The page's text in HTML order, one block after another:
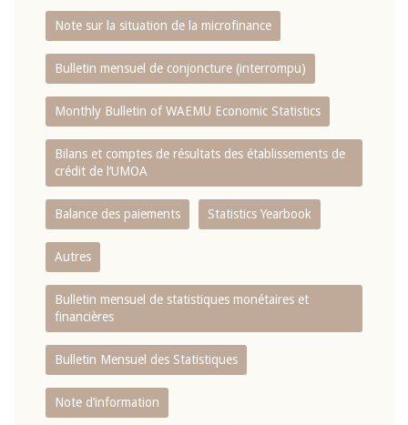
Note sur la situation de la microfinance
Bulletin mensuel de conjoncture (interrompu)
Monthly Bulletin of WAEMU Economic Statistics
Bilans et comptes de résultats des établissements de
crédit de l‘UMOA
Balance des paiements Statistics Yearbook
Autres
Bulletin mensuel de statistiques monétaires et
financières
Bulletin Mensuel des Statistiques
Note d’information